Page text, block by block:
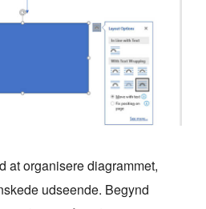
at organisere diagrammet,
udseende. Begynd